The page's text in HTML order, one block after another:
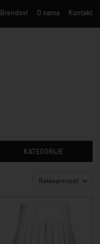
Brendovi O nama Kontakt
KATEGORIJE
Relevantnost